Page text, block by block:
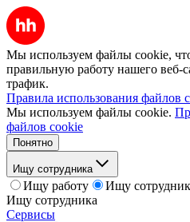
Мы используем файлы cookie,
правильную работу нашего веб-
трафик.
Правила использования файлов
Мы используем файлы cookie.
файлов cookie
Понятно
Ищу сотрудника
Ищу работу
Ищу
Ищу сотрудника
Сервисы